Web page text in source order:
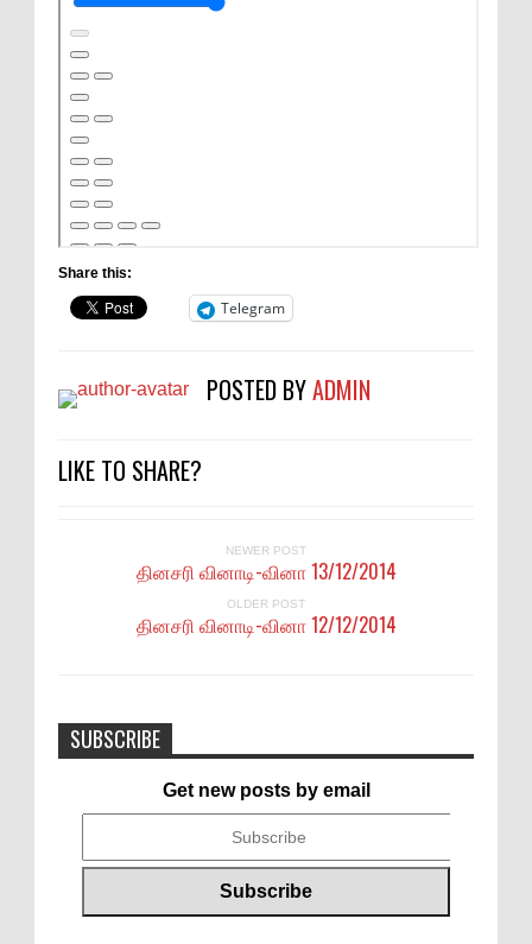
Share this:
Telegram
POSTED BYADMIN
LIKE TO SHARE?
NEWER POST
தினசரி வினாடி-வினா 13/12/2014
OLDER POST
தினசரி வினாடி-வினா 12/12/2014
SUBSCRIBE
Get new posts by email